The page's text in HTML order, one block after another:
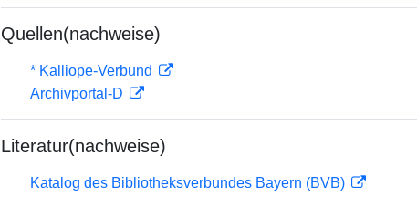
Quellen(nachweise)
* Kalliope-Verbund
Archivportal-D
Literatur(nachweise)
Katalog des Bibliotheksverbundes Bayern (BVB)